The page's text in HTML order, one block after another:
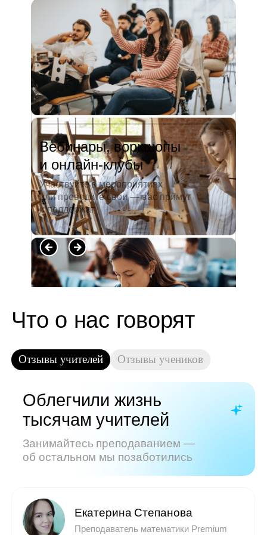
Вебинары, воркшопы
и онлайн-клубы
Участвуйте в мероприятиях
или проводите свои — вас примут
и поддержат
педагогический университет, пошла
преподавать в школу. Проработав в ней
5 лет, я поняла, что нужно двигать...
Читать полностью →
Показать все отзывы
Часто задаваемые
вопросы